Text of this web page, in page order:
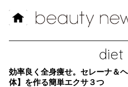
diet
効率良く全身痩せ。セレーナ＆
体】を作る簡単エクサ３つ